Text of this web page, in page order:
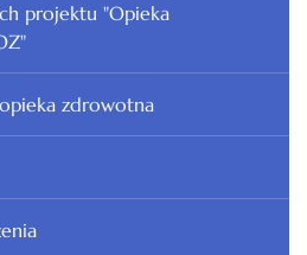
projektu "Opieka
zdrowotna